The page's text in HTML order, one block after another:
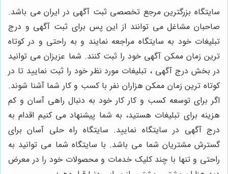
سایتگاه بزرگترین مرجع تخصصی ثبت آگهی در ایران می باشد.
صاحبان مشاغل می توانند از این پس برای ثبت آگهی و درج
تبلیغات خود به سایتگاه مراجعه نمایند و به راحتی و در کوتاه
ترین زمان ممکن آگهی خود را ثبت کنند. شما عزیزان می توانید
در بخش درج آگهی ، تبلیغات مورد نظر خود را ثبت نمایید تا در
کوتاه ترین زمان ممکن هزاران نفر با کسب و کار شما آشنا شوند.
اگر برای توسعه کسب و کار کار خود به دنبال راهی آسان و کم
هزینه برای تبلیغات هستید، به شما پیشنهاد می کنیم اقدام به
درج آگهی در سایتگاه نمایید. سایتگاه راه حلی آسان برای
گسترش مشتریان شما می باشد. با سایتگاه شما می توانید به
راحتی و تنها با چند کلیک خدمات و محصولات خود را در معرض